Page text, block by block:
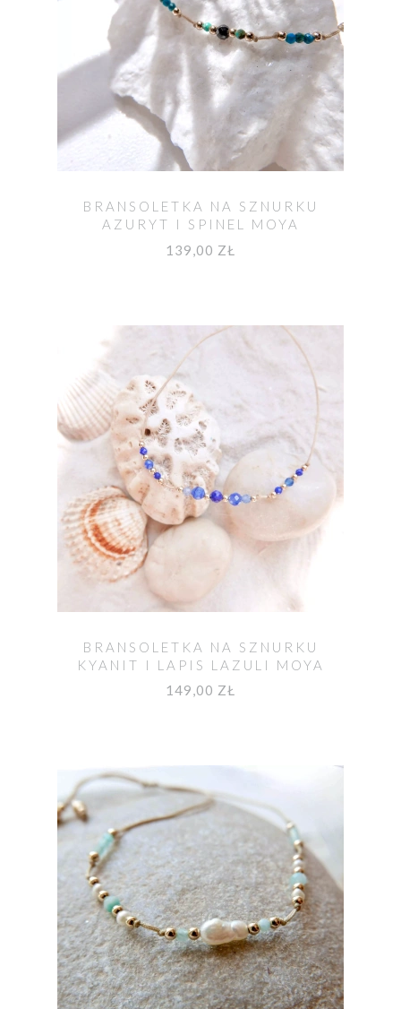
BRANSOLETKA NA SZNURKU
AZURYT I SPINEL MOYA
139,00 ZŁ
BRANSOLETKA NA SZNURKU
KYANIT I LAPIS LAZULI MOYA
149,00 ZŁ